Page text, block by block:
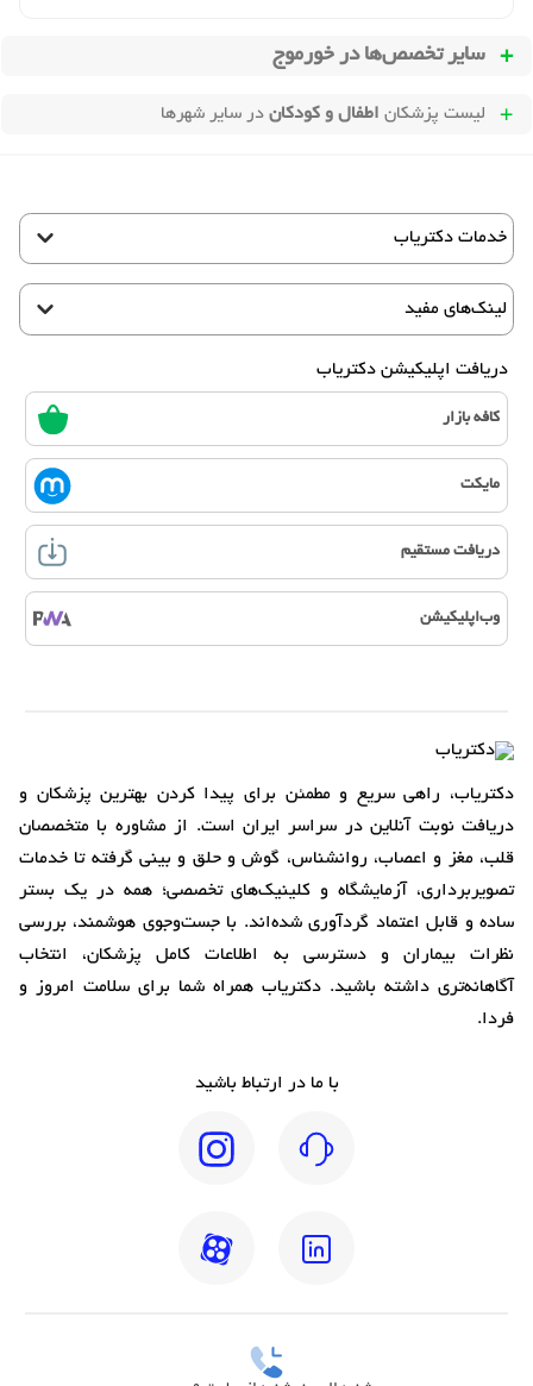
سایر تخصص‌ها در خورموج
لیست پزشکان اطفال و کودکان در سایر شهرها
خدمات دکتریاب
لینک‌های مفید
دریافت اپلیکیشن دکتریاب
کافه بازار
مایکت
دریافت مستقیم
وب‌اپلیکیشن
دکتریاب، راهی سریع و مطمئن برای پیدا کردن بهترین پزشکان و
دریافت نوبت آنلاین در سراسر ایران است. از مشاوره با متخصصان
قلب، مغز و اعصاب، روانشناس، گوش و حلق و بینی گرفته تا خدمات
تصویربرداری، آزمایشگاه و کلینیک‌های تخصصی؛ همه در یک بستر
ساده و قابل اعتماد گردآوری شده‌اند. با جست‌وجوی هوشمند، بررسی
نظرات بیماران و دسترسی به اطلاعات کامل پزشکان، انتخاب
آگاهانه‌تری داشته باشید. دکتریاب همراه شما برای سلامت امروز و
فردا.
با ما در ارتباط باشید